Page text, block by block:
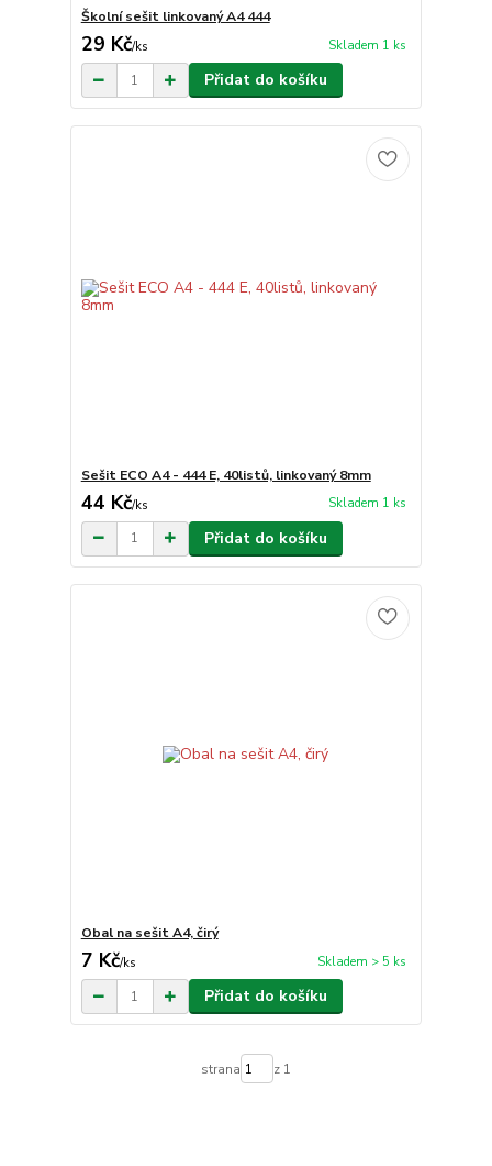
Školní sešit linkovaný A4 444
29 Kč/ks Skladem 1 ks
Přidat do košíku
Sešit ECO A4 - 444 E, 40listů, linkovaný 8mm
44 Kč/ks Skladem 1 ks
Přidat do košíku
Obal na sešit A4, čirý
7 Kč/ks Skladem > 5 ks
Přidat do košíku
strana z 1